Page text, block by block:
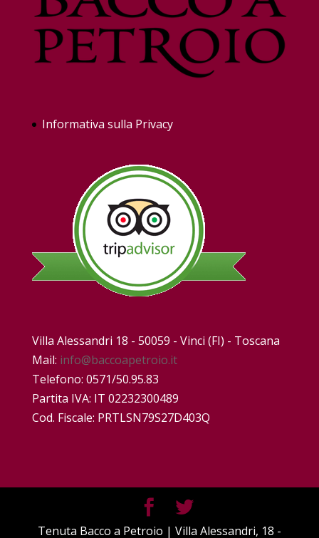
Informativa sulla Privacy
Villa Alessandri 18 - 50059 - Vinci (FI) - Toscana
Mail: info@baccoapetroio.it
Telefono: 0571/50.95.83
Partita IVA: IT 02232300489
Cod. Fiscale: PRTLSN79S27D403Q
Tenuta Bacco a Petroio | Villa Alessandri, 18 -